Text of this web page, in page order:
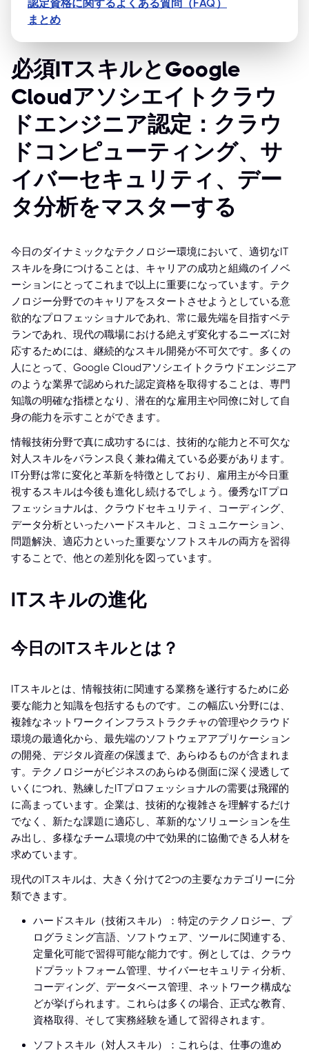
認定資格に関するよくある質問（FAQ）
まとめ
必須ITスキルとGoogle
Cloudアソシエイトクラウ
ドエンジニア認定：クラウ
ドコンピューティング、サ
イバーセキュリティ、デー
タ分析をマスターする
今日のダイナミックなテクノロジー環境において、適切なIT
スキルを身につけることは、キャリアの成功と組織のイノベ
ーションにとってこれまで以上に重要になっています。テク
ノロジー分野でのキャリアをスタートさせようとしている意
欲的なプロフェッショナルであれ、常に最先端を目指すベテ
ランであれ、現代の職場における絶えず変化するニーズに対
応するためには、継続的なスキル開発が不可欠です。多くの
人にとって、Google Cloudアソシエイトクラウドエンジニア
のような業界で認められた認定資格を取得することは、専門
知識の明確な指標となり、潜在的な雇用主や同僚に対して自
身の能力を示すことができます。
情報技術分野で真に成功するには、技術的な能力と不可欠な
対人スキルをバランス良く兼ね備えている必要があります。
IT分野は常に変化と革新を特徴としており、雇用主が今日重
視するスキルは今後も進化し続けるでしょう。優秀なITプロ
フェッショナルは、クラウドセキュリティ、コーディング、
データ分析といったハードスキルと、コミュニケーション、
問題解決、適応力といった重要なソフトスキルの両方を習得
することで、他との差別化を図っています。
ITスキルの進化
今日のITスキルとは？
ITスキルとは、情報技術に関連する業務を遂行するために必
要な能力と知識を包括するものです。この幅広い分野には、
複雑なネットワークインフラストラクチャの管理やクラウド
環境の最適化から、最先端のソフトウェアアプリケーション
の開発、デジタル資産の保護まで、あらゆるものが含まれま
す。テクノロジーがビジネスのあらゆる側面に深く浸透して
いくにつれ、熟練したITプロフェッショナルの需要は飛躍的
に高まっています。企業は、技術的な複雑さを理解するだけ
でなく、新たな課題に適応し、革新的なソリューションを生
み出し、多様なチーム環境の中で効果的に協働できる人材を
求めています。
現代のITスキルは、大きく分けて2つの主要なカテゴリーに分
類できます。
ハードスキル（技術スキル）：特定のテクノロジー、プ
ログラミング言語、ソフトウェア、ツールに関連する、
定量化可能で習得可能な能力です。例としては、クラウ
ドプラットフォーム管理、サイバーセキュリティ分析、
コーディング、データベース管理、ネットワーク構成な
どが挙げられます。これらは多くの場合、正式な教育、
資格取得、そして実務経験を通して習得されます。
ソフトスキル（対人スキル）：これらは、仕事の進め